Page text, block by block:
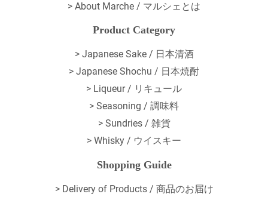
> About Marche / マルシェとは
Product Category
> Japanese Sake / 日本清酒
> Japanese Shochu / 日本焼酎
> Liqueur / リキュール
> Seasoning / 調味料
> Sundries / 雑貨
> Whisky / ウイスキー
Shopping Guide
> Delivery of Products / 商品のお届け